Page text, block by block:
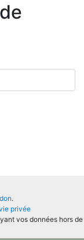
.
privée
vos données hors de